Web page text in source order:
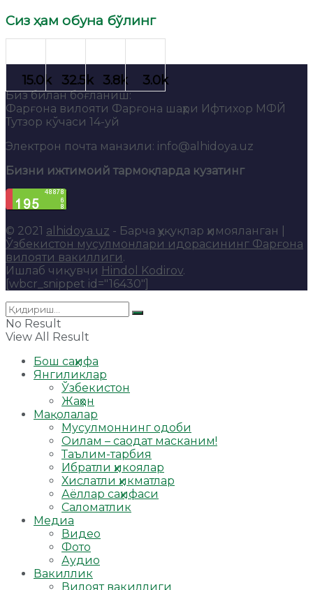
Сиз ҳам обуна бўлинг
Биз билан боғланиш:
Фарғона вилояти Фарғона шаҳри Ифтихор МФЙ
Тутзор кўчаси 14-уй
Электрон почта манзили: info@alhidoya.uz
Бизни ижтимоий тармоқларда кузатинг
© 2021 alhidoya.uz - Барча ҳуқуқлар ҳимояланган |
Ўзбекистон мусулмонлари идорасининг Фарғона
вилояти вакиллиги.
Ишлаб чиқувчи Hindol Kodirov.
[wbcr_snippet id="16430"]
No Result
View All Result
Бош саҳифа
Янгиликлар
Ўзбекистон
Жаҳон
Мақолалар
Мусулмоннинг одоби
Оилам – саодат масканим!
Таълим-тарбия
Ибратли ҳикоялар
Хислатли ҳикматлар
Аёллар саҳифаси
Саломатлик
Медиа
Видео
Фото
Аудио
Вакиллик
Вилоят вакиллиги